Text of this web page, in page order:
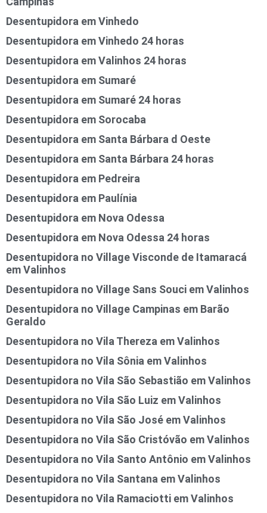
Desentupidora em Vinhedo
Desentupidora em Vinhedo 24 horas
Desentupidora em Valinhos 24 horas
Desentupidora em Sumaré
Desentupidora em Sumaré 24 horas
Desentupidora em Sorocaba
Desentupidora em Santa Bárbara d Oeste
Desentupidora em Santa Bárbara 24 horas
Desentupidora em Pedreira
Desentupidora em Paulínia
Desentupidora em Nova Odessa
Desentupidora em Nova Odessa 24 horas
Desentupidora no Village Visconde de Itamaracá
em Valinhos
Desentupidora no Village Sans Souci em Valinhos
Desentupidora no Village Campinas em Barão
Geraldo
Desentupidora no Vila Thereza em Valinhos
Desentupidora no Vila Sônia em Valinhos
Desentupidora no Vila São Sebastião em Valinhos
Desentupidora no Vila São Luiz em Valinhos
Desentupidora no Vila São José em Valinhos
Desentupidora no Vila São Cristóvão em Valinhos
Desentupidora no Vila Santo Antônio em Valinhos
Desentupidora no Vila Santana em Valinhos
Desentupidora no Vila Ramaciotti em Valinhos